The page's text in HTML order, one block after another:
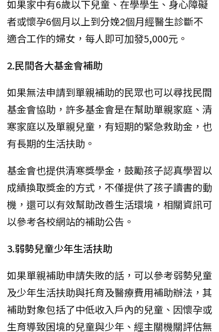
如果家中有6歲以下兒童、在學學生、身心障礙
者或懷孕6個月以上到分娩2個月經醫生診斷不
適合工作的婦女，每人即可加發5,000元。
2.民間各大基金會補助
如果無法申請到單親補助的民眾也可以尋找民間
基金會協助，許多基金會是在幫助單親家庭、清
寒家庭以及單親兒童，有短期的緊急救助金，也
有長期的生活扶助。
基金會也提供清寒獎學金，鼓勵孩子認真學習以
成績換取獎金的方式，不僅提供了孩子讀書的動
機，還可以有效幫助改善生活環境，相關資訊可
以參考各校網站的補助公告。
3.弱勢兒童少年生活扶助
如果單親補助申請失敗的話，可以參考弱勢兒童
及少年生活扶助與托育及醫療費用補助辦法，其
補助對象包括了中低收入戶內的兒童、因懷孕或
生育導致困境的兒童與少年、經主關機關評估無